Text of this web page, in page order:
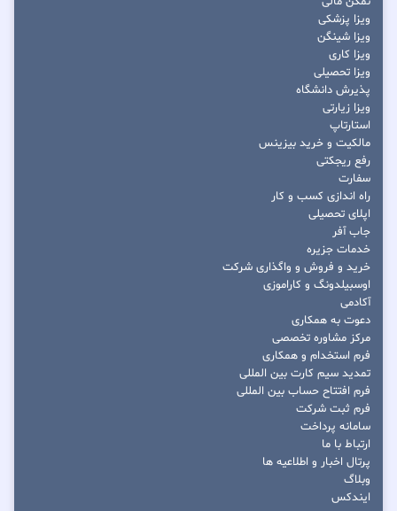
ویزا پزشکی
ویزا شینگن
ویزا کاری
ویزا تحصیلی
پذیرش دانشگاه
ویزا زیارتی
استارتاپ
مالکیت و خرید بیزینس
رفع ریجکتی
سفارت
راه اندازی کسب و کار
اپلای تحصیلی
جاب آفر
خدمات جزیره
خرید و فروش و واگذاری شرکت
اوسبیلدونگ و کاراموزی
آکادمی
دعوت به همکاری
مرکز مشاوره تخصصی
فرم استخدام و همکاری
تمدید سیم کارت بین المللی
فرم افتتاح حساب بین المللی
فرم ثبت شرکت
سامانه پرداخت
ارتباط با ما
پرتال اخبار و اطلاعیه ها
وبلاگ
ایندکس